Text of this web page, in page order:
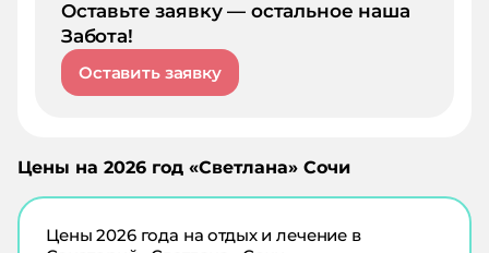
Оставьте заявку — остальное наша
Забота!
Оставить заявку
Цены на 2026 год «Светлана» Сочи
Цены2026года на отдых и лечение в